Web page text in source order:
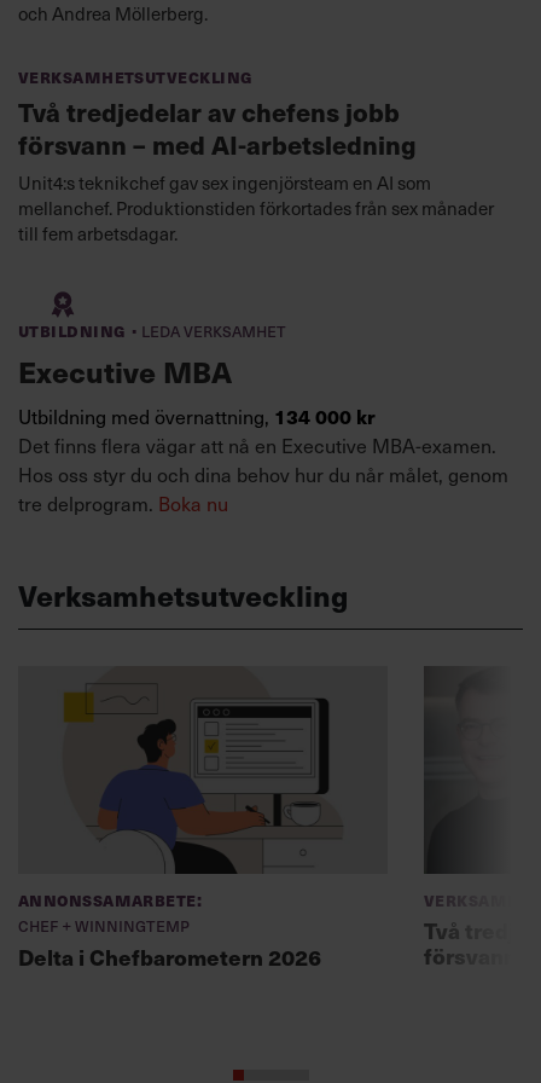
och Andrea Möllerberg.
Verksamhetsutveckling
Två tredjedelar av chefens jobb
försvann – med AI-arbetsledning
Unit4:s teknikchef gav sex ingenjörsteam en AI som
mellanchef. Produktionstiden förkortades från sex månader
till fem arbetsdagar.
Utbildning · Leda verksamhet
Executive MBA
Utbildning med övernattning, 134 000 kr
Det finns flera vägar att nå en Executive MBA-examen.
Hos oss styr du och dina behov hur du når målet, genom
tre delprogram. Boka nu
Verksamhetsutveckling
Annonssamarbete:
Chef + Winningtemp
Delta i Chefbarometern 2026
Två
försvann